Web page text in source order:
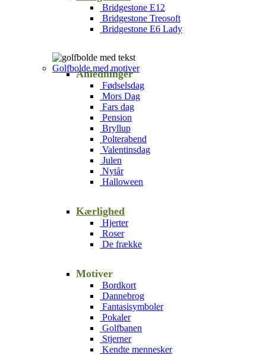
Bridgestone E12
Bridgestone Treosoft
Bridgestone E6 Lady
Golfbolde med motiver
Anledninger
Fødselsdag
Mors Dag
Fars dag
Pension
Bryllup
Polterabend
Valentinsdag
Julen
Nytår
Halloween
Kærlighed
Hjerter
Roser
De frække
Motiver
Bordkort
Dannebrog
Fantasisymboler
Pokaler
Golfbanen
Stjerner
Kendte mennesker